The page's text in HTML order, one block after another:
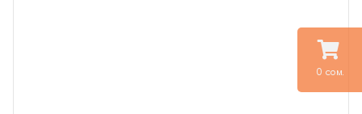
0 сом.